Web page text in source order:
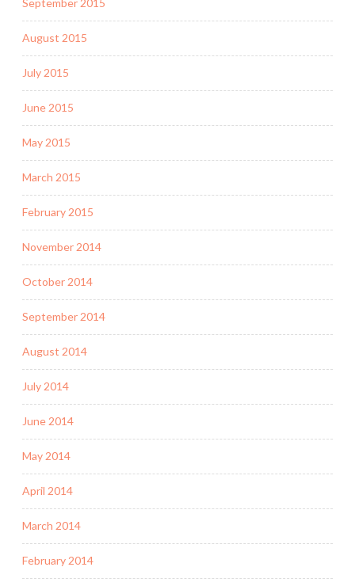
September 2015
August 2015
July 2015
June 2015
May 2015
March 2015
February 2015
November 2014
October 2014
September 2014
August 2014
July 2014
June 2014
May 2014
April 2014
March 2014
February 2014